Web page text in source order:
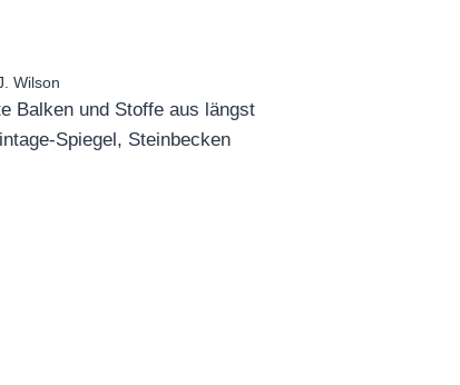
Wilson
Balken und Stoffe aus längst
Spiegel, Steinbecken